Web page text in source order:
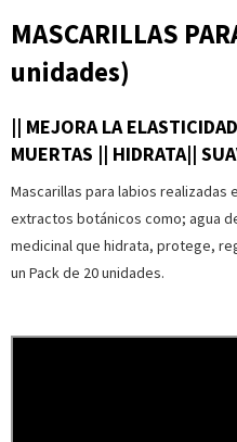
MASCARILLAS
unidades)
|| MEJORA LA
MUERTAS || HIDRATA||
Mascarillas para labios realizadas
extractos botánicos como; agua
medicinal que hidrata, protege,
un Pack de 20 unidades.